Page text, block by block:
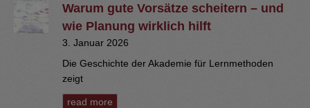
Warum gute Vorsätze scheitern – und
wie Planung wirklich hilft
3. Januar 2026
Die Geschichte der Akademie für Lernmethoden
zeigt
read more